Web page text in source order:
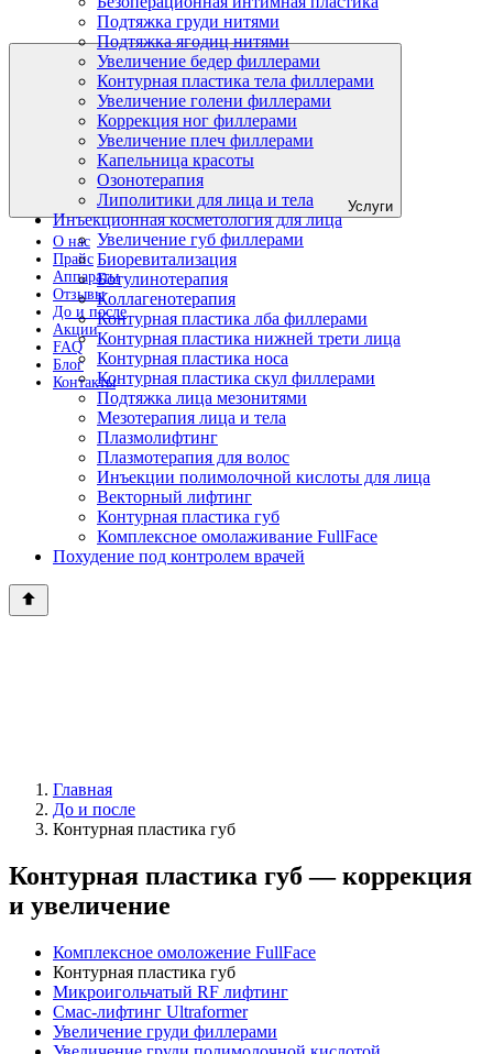
Услуги
О нас
Прайс
Аппараты
Отзывы
До и после
Акции
FAQ
Блог
Контакты
Подтяжка груди нитями
Подтяжка ягодиц нитями
Увеличение бедер филлерами
Контурная пластика тела филлерами
Увеличение голени филлерами
Коррекция ног филлерами
Увеличение плеч филлерами
Капельница красоты
Озонотерапия
Липолитики для лица и тела
Инъекционная косметология для лица
Увеличение губ филлерами
Биоревитализация
Ботулинотерапия
Коллагенотерапия
Контурная пластика лба филлерами
Контурная пластика нижней трети лица
Контурная пластика носа
Контурная пластика скул филлерами
Подтяжка лица мезонитями
Мезотерапия лица и тела
Плазмолифтинг
Плазмотерапия для волос
Инъекции полимолочной кислоты для лица
Векторный лифтинг
Контурная пластика губ
Комплексное омолаживание FullFace
Похудение под контролем врачей
Главная
До и после
Контурная пластика губ
Контурная пластика губ — коррекция
и увеличение
Комплексное омоложение FullFace
Контурная пластика губ
Микроигольчатый RF лифтинг
Смас-лифтинг Ultraformer
Увеличение груди филлерами